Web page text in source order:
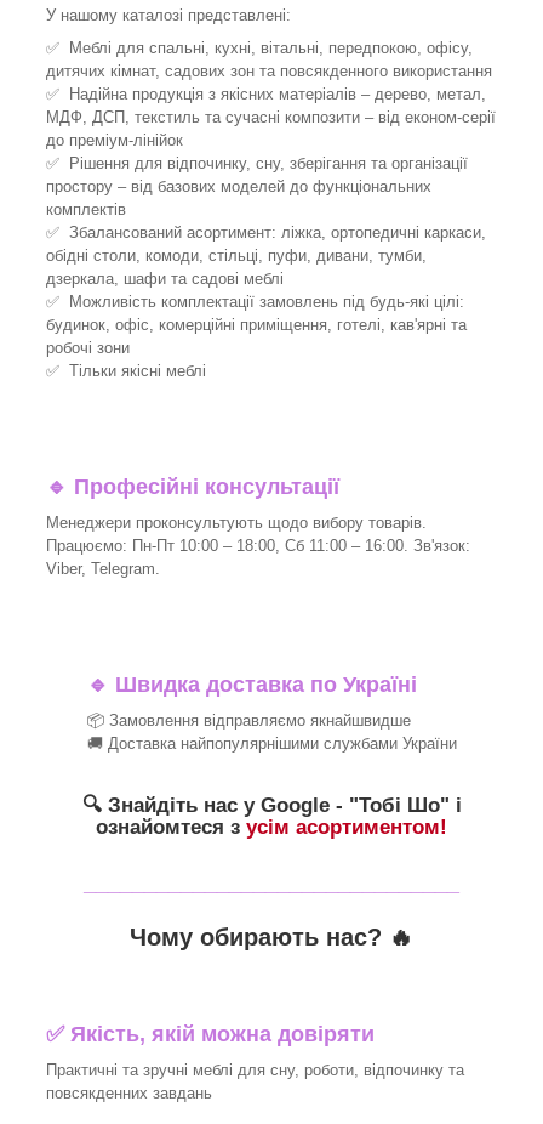
У нашому каталозі представлені:
✅ Меблі для спальні, кухні, вітальні, передпокою, офісу,
дитячих кімнат, садових зон та повсякденного використання
✅ Надійна продукція з якісних матеріалів – дерево, метал,
МДФ, ДСП, текстиль та сучасні композити – від економ-серії
до преміум-лінійок
✅ Рішення для відпочинку, сну, зберігання та організації
простору – від базових моделей до функціональних
комплектів
✅ Збалансований асортимент: ліжка, ортопедичні каркаси,
обідні столи, комоди, стільці, пуфи, дивани, тумби,
дзеркала, шафи та садові меблі
✅ Можливість комплектації замовлень під будь-які цілі:
будинок, офіс, комерційні приміщення, готелі, кав'ярні та
робочі зони
✅ Тільки якісні меблі
🔹 Професійні консультації
Менеджери проконсультують щодо вибору товарів.
Працюємо: Пн-Пт 10:00 – 18:00, Сб 11:00 – 16:00. Зв'язок:
Viber, Telegram.
🔹 Швидка доставка по Україні
📦 Замовлення відправляємо якнайшвидше
🚚 Доставка найпопулярнішими службами України
🔍 Знайдіть нас у Google - "Тобі Шо" і
ознайомтеся з усім асортиментом!
Чому обирають нас? 🔥
✅ Якість, якій можна довіряти
Практичні та зручні меблі для сну, роботи, відпочинку та
повсякденних завдань